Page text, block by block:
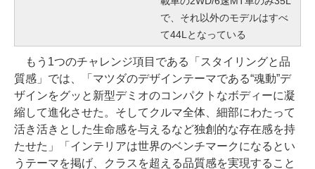
で、それ以外のモデルはすべ
て44Lとなっている
もう1つのチャレンジ項目である「スタイリングと品
質感」では、「マツダのデザインテーマである“魂動”デ
ザインをグッと新型デミオのコンパクトなボディーに凝
縮して進化させた。そしてクルマ全体、細部にわたって
活き活きとした生命感を与えるなど独創的な存在感を持
たせた」「インテリアは世界のベンチマークになるとい
うテーマを掲げ、クラスを超える品質感を実現すること